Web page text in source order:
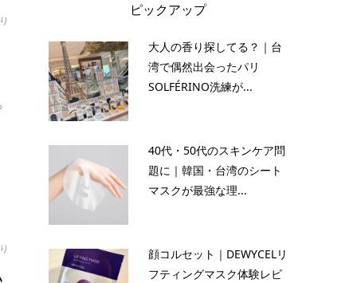
ピックアップ
大人の香り探してる？｜台
湾で偶然出会ったパリ
SOLFÉRINO洗練が...
40代・50代のスキンケア問
題に｜韓国・台湾のシート
マスクが最強な理...
顔コルセット｜DEWYCELリ
フティングマスク体験レビ